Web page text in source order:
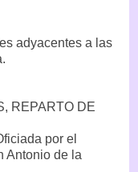
adyacentes a las
REPARTO DE
por el
Antonio de la